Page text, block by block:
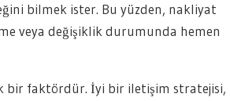
bilmek ister. Bu yüzden, nakliyat
veya değişiklik durumunda hemen
bir faktördür. İyi bir iletişim stratejisi,